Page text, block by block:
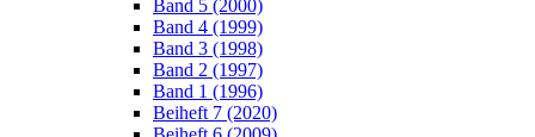
Band 5 (2000)
Band 4 (1999)
Band 3 (1998)
Band 2 (1997)
Band 1 (1996)
Beiheft 7 (2020)